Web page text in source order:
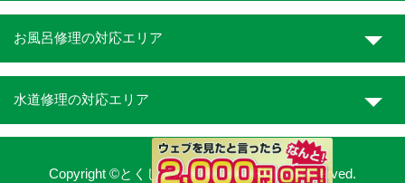
お風呂修理の対応エリア
水道修理の対応エリア
Copyright ©とくしま水道職人. All Rights Reserved.